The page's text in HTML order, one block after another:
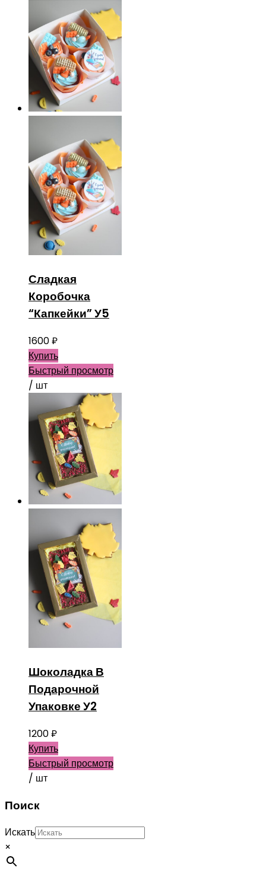
Сладкая
Коробочка
“Капкейки” У5
1600₽
Купить
Быстрый просмотр
/ шт
Шоколадка В
Подарочной
Упаковке У2
1200₽
Купить
Быстрый просмотр
/ шт
Поиск
Искать
×